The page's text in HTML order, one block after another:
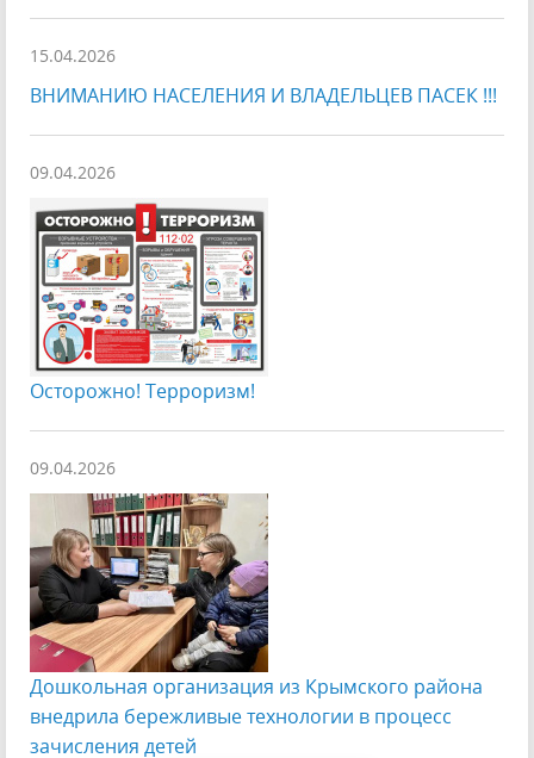
15.04.2026
ВНИМАНИЮ НАСЕЛЕНИЯ И ВЛАДЕЛЬЦЕВ ПАСЕК !!!
09.04.2026
Осторожно! Терроризм!
09.04.2026
Дошкольная организация из Крымского района
внедрила бережливые технологии в процесс
зачисления детей